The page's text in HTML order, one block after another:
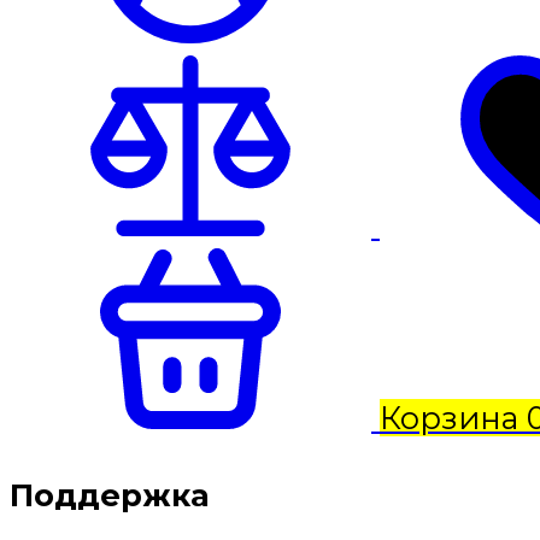
Корзина
Поддержка